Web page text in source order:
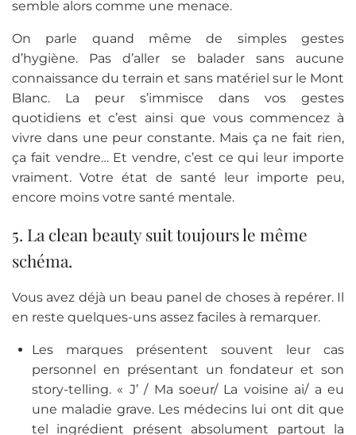
semble alors comme une menace.
On parle quand même de simples gestes
d’hygiène. Pas d’aller se balader sans aucune
connaissance du terrain et sans matériel sur le Mont
Blanc. La peur s’immisce dans vos gestes
quotidiens et c’est ainsi que vous commencez à
vivre dans une peur constante. Mais ça ne fait rien,
ça fait vendre… Et vendre, c’est ce qui leur importe
vraiment. Votre état de santé leur importe peu,
encore moins votre santé mentale.
5. La clean beauty suit toujours le même
schéma.
Vous avez déjà un beau panel de choses à repérer. Il
en reste quelques-uns assez faciles à remarquer.
Les marques présentent souvent leur cas
personnel en présentant un fondateur et son
story-telling. « J’ / Ma soeur/ La voisine ai/ a eu
une maladie grave. Les médecins lui ont dit que
tel ingrédient présent absolument partout la